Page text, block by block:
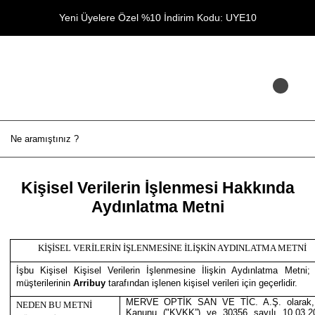
Yeni Üyelere Özel %10 İndirim Kodu: UYE10
Kişisel Verilerin İşlenmesi Hakkında
Aydınlatma Metni
KİŞİSEL VERİLERİN İŞLENMESİNE İLİŞKİN AYDINLATMA METNİ
İşbu Kişisel Kişisel Verilerin İşlenmesine İlişkin Aydınlatma
müşterilerinin Arribuytarafından işlenen kişisel verileri için geçerlidir.
NEDEN BU METNİ
MERVE OPTİK SAN VE TİC. A.Ş. olarak,
Kanunu ("KVKK”) ve 30356 sayılı